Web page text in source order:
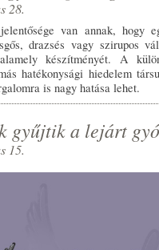
28.
van annak, hogy
drazsés vagy szirupos
készítményét. A
hatékonysági hiedelem
is nagy hatása lehet.
gyűjtik a lejárt
15.